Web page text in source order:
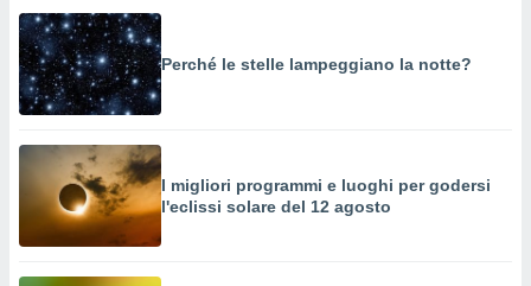
Perché le stelle lampeggiano la notte?
I migliori programmi e luoghi per godersi
l'eclissi solare del 12 agosto